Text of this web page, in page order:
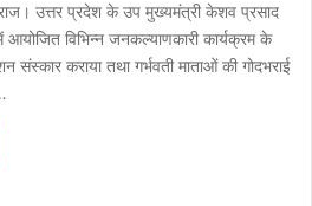
उत्तर प्रदेश के उप मुख्यमंत्री केशव प्रसाद
आयोजित विभिन्न जनकल्याणकारी कार्यक्रम के
संस्कार कराया तथा गर्भवती माताओं की गोदभराई